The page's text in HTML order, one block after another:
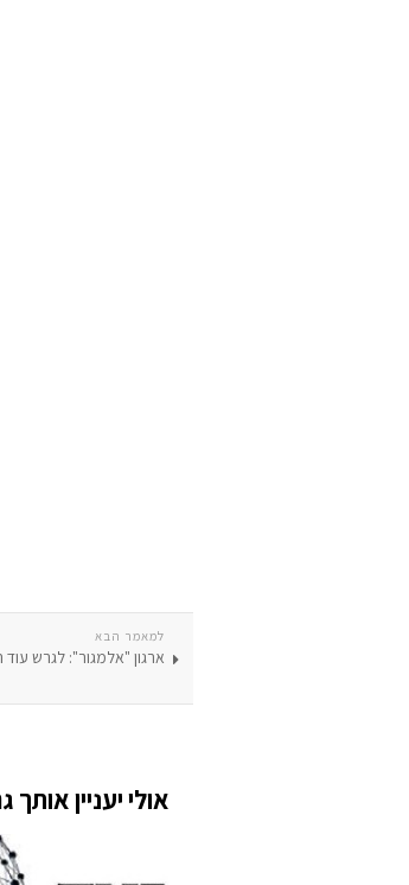
למאמר הבא
ארגון "אלמגור": לגרש
אולי יעניין אותך